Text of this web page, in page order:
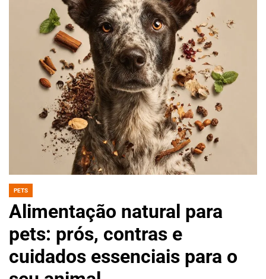
POSTED
PETS
Alimentação natural para
pets: prós, contras e
cuidados essenciais para o